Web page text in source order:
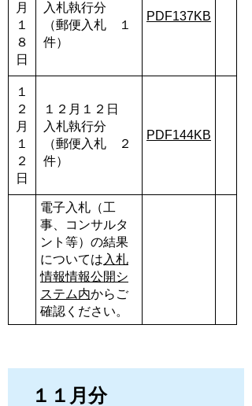
月
１
８
日
入札執行分
（郵便入札 １
件）
PDF137KB
１
２
月
１
２
日
１２月１２日
入札執行分
（郵便入札 ２
件）
PDF144KB
電子入札（工
事、コンサルタ
ント等）の結果
については 入札
情報情報公開シ
ステム内からご
確認ください。
１１月分